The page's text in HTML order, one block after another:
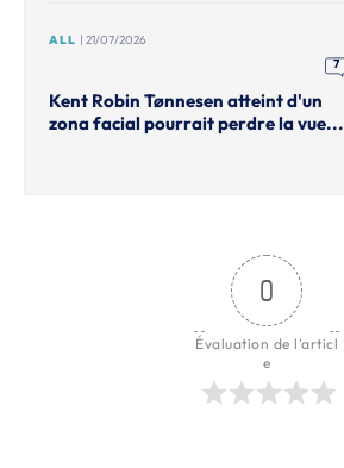
ALL | 21/07/2026
7
Kent Robin Tønnesen atteint d'un
zona facial pourrait perdre la vue...
0
Évaluation de l'articl
e